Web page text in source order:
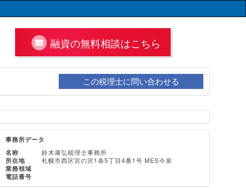
融資の無料相談はこちら
この税理士に問い合わせる
事務所データ
名称
鈴木康弘税理士事務所
所在地 札幌市西区宮の沢1条5丁目4番1号 MES今泉
業務領域
電話番号